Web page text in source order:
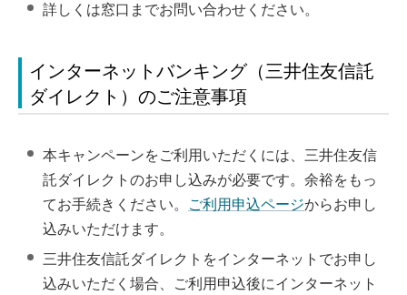
詳しくは窓口までお問い合わせください。
インターネットバンキング（三井住友信託
ダイレクト）のご注意事項
本キャンペーンをご利用いただくには、三井住友信
託ダイレクトのお申し込みが必要です。余裕をもっ
てお手続きください。 ご利用申込ページからお申し
込みいただけます。
三井住友信託ダイレクトをインターネットでお申し
込みいただく場合、ご利用申込後にインターネット